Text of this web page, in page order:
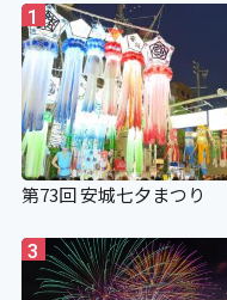
1
第73回 安城七夕まつり
3